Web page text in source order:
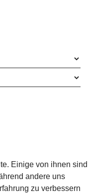
Einige von ihnen sind
andere uns
zu verbessern